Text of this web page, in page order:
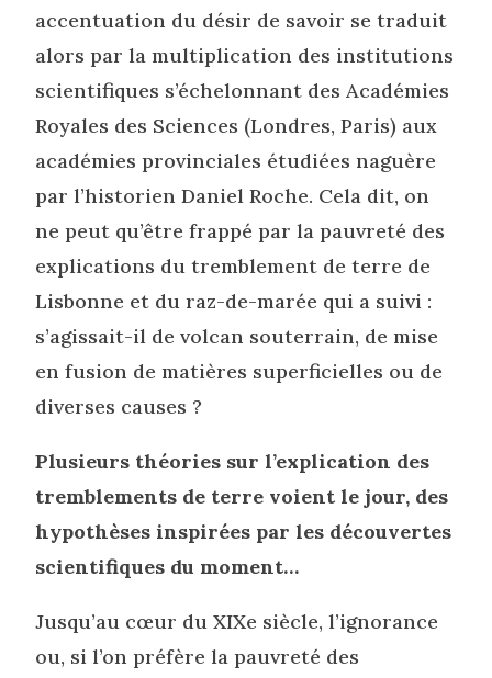
accentuation du désir de savoir se traduit
alors par la multiplication des institutions
scientifiques s’échelonnant des Académies
Royales des Sciences (Londres, Paris) aux
académies provinciales étudiées naguère
par l’historien Daniel Roche. Cela dit, on
ne peut qu’être frappé par la pauvreté des
explications du tremblement de terre de
Lisbonne et du raz-de-marée qui a suivi :
s’agissait-il de volcan souterrain, de mise
en fusion de matières superficielles ou de
diverses causes ?
Plusieurs théories sur l’explication des
tremblements de terre voient le jour, des
hypothèses inspirées par les découvertes
scientifiques du moment…
Jusqu’au cœur du XIXe siècle, l’ignorance
ou, si l’on préfère la pauvreté des